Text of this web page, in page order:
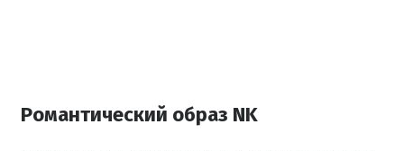
Романтический образ NK